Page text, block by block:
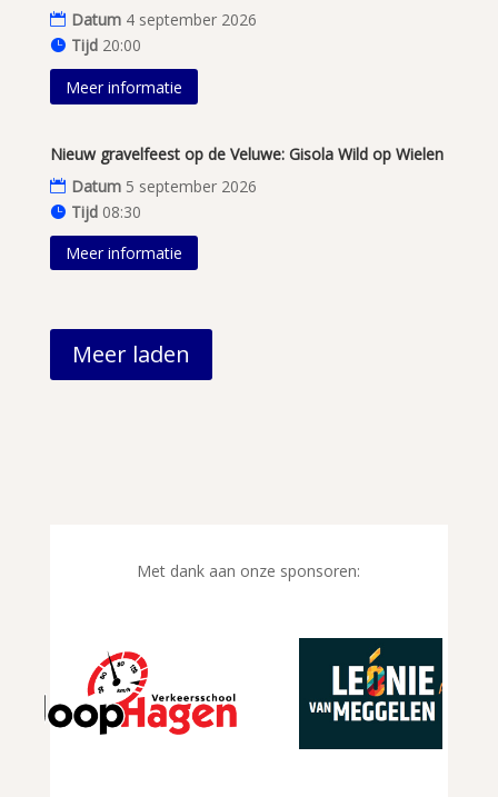
Datum 4 september 2026
Tijd 20:00
Meer informatie
Nieuw gravelfeest op de Veluwe: Gisola Wild op Wielen
Datum 5 september 2026
Tijd 08:30
Meer informatie
Meer laden
Met dank aan onze sponsoren: